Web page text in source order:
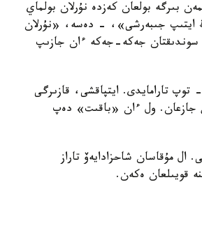
بىرگە بولعان كەزدە نۇرلان بولماي
ايتىپ جىبەرشى»، - دەسە، «نۇرلان
جەكە-جەكە ءان جازىپ
تارامايدى. ايتپاقشى، قازىرگى
جازعان. ول ءان «باقىت» دەپ
ال مۇقاسان شاحزادايەۆ تاراز
قويىلعان ەكەن.